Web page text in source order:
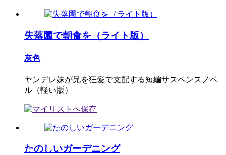
失落園で朝食を（ライト版）
灰色
ヤンデレ妹が兄を狂愛で支配する短編サスペンスノベ
ル（軽い版）
たのしいガーデニング